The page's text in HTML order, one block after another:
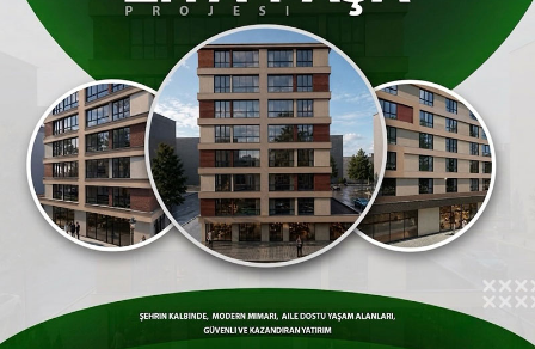
Kaliteli fırça özellikleri:
Bronz veya pirinç tel
Namluya zarar vermeyen yapı
Dayanıklı kıllar